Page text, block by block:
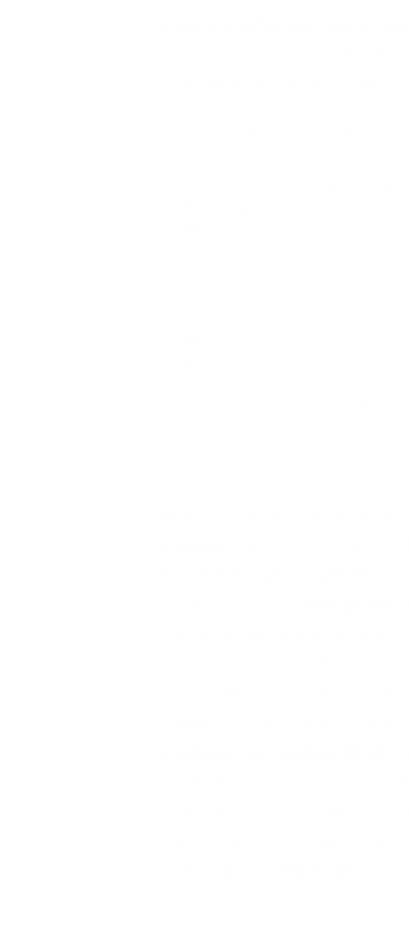
úvěrů a jeho záznamy
zabezpečen proti
spravovanou
nahlédnou úplně
hodně. Kromě toho, zda
nalézt který soudní
exekuce nařízena a kolik
exekuci se mažou 15
je dluh splacen. V
subjekty v insolvenci a
Informace o již